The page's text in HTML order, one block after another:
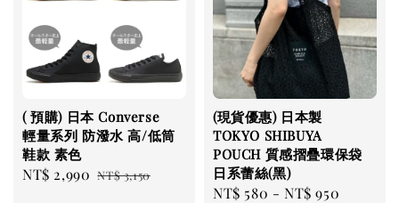
( 預購) 日本 Converse
輕量系列 防潑水 高/低筒
鞋款 素色
Sale
NT$ 2,990 Regular
NT$ 3,150
(現貨優惠) 日本製
TOKYO SHIBUYA
POUCH 質感摺疊環保袋
日系蕾絲(黑)
Sale
NT$ 580 -NT$ 950